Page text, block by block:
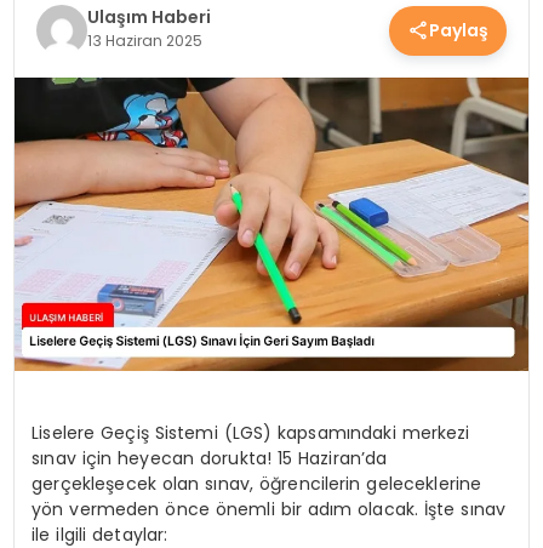
SPOR
TEKNOLOJI
SAĞLIK
YAŞAM
Ulaşım Haberi
13 Haziran 2025 Paylaş
Liselere Geçiş Sistemi (LGS) kapsamındaki merkezi
sınav için heyecan dorukta! 15 Haziran’da
gerçekleşecek olan sınav, öğrencilerin geleceklerine
yön vermeden önce önemli bir adım olacak. İşte sınav
ile ilgili detaylar: